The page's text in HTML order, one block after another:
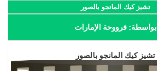
تشيز كيك المانجو بالصور
بواسطة: فرووحة الإمارات
تشيز كيك المانجو بالصور